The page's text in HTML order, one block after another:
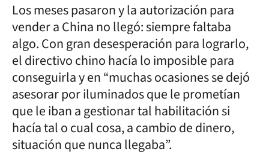
Los meses pasaron y la autorización para
vender a China no llegó: siempre faltaba
algo. Con gran desesperación para lograrlo,
el directivo chino hacía lo imposible para
conseguirla y en “muchas ocasiones se dejó
asesorar por iluminados que le prometían
que le iban a gestionar tal habilitación si
hacía tal o cual cosa, a cambio de dinero,
situación que nunca llegaba”.